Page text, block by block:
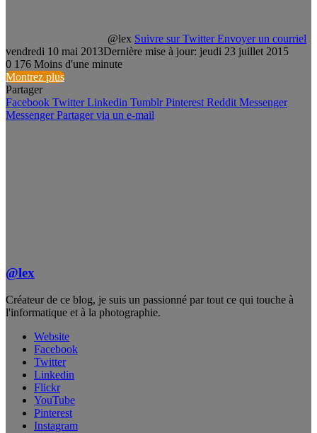
@lex Suivre sur Twitter Envoyer un courriel
vendredi 10 mai 2013Dernière mise à jour: jeudi 23 juillet 2015
0 176 Moins d'une minute
Montrez plus
Partager
Facebook Twitter Linkedin Tumblr Pinterest Reddit Messenger
Messenger Partager via un e-mail
@lex
Créateur de ce blog, je suis un passionné par tout ce qui touche à
l'informatique et à la photographie.
Website
Facebook
Twitter
Linkedin
Flickr
YouTube
Pinterest
Instagram